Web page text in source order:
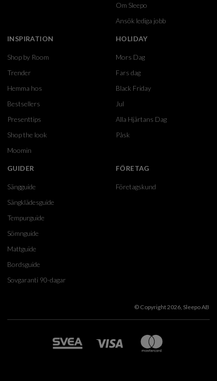
Om Sleepo
Ansök lediga jobb
INSPIRATION
Shop by Room
Trender
Hemma hos
Bestsellers
Presenttips
Shop the look
Moomin
HOLIDAY
Mors Dag
Fars dag
Black Friday
Jul
Alla Hjärtans Dag
Påsk
GUIDER
Sängguide
Sängklädesguide
Tempurguide
Sömnguide
Mattguide
Bordsguide
Sovgaranti 90-dagar
FÖRETAG
Företagskund
© Copyright 2026, Sleepo AB